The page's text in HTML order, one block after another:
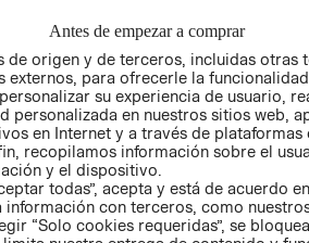
PRENSA
RELACIÓN CON
INVERSIONISTAS
POLÍTICA
EMPRESARIAL
- RETIRO EN
TIENDA
TÉRMINOS Y
CONDICIONES
PRIVACIDAD
GIFT CARD
Antes de empezar a comprar
de origen y de terceros, incluidas otras
externos, para ofrecerle la
su experiencia de usuario,
personalizada en nuestros sitios web,
en Internet y a través de plataformas
recopilamos información sobre el
y el dispositivo.
todas”, acepta y está de acuerdo
información con terceros, como
“Solo cookies requeridas”, se